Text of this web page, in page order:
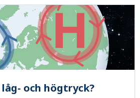
och högtryck?